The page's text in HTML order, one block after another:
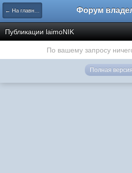
← На главную
Публикации laimoNIK
По вашему запросу
Полная версия